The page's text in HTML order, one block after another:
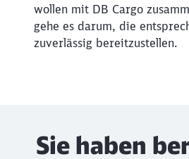
wollen mit DB Cargo
gehe es darum, die
zuverlässig bereitzustellen.
Sie haben